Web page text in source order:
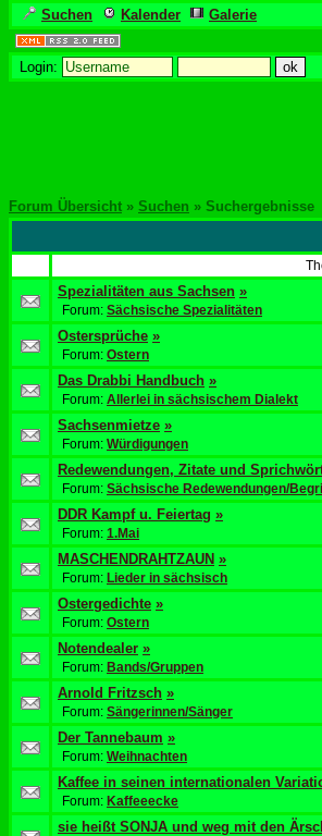
Suchen Kalender
Galerie
Login:
Forum Übersicht » Suchen » Suchergebnisse
Spezialitäten aus Sachsen »
Forum: Sächsische Spezialitäten
Ostersprüche »
Forum: Ostern
Das Drabbi Handbuch »
Forum: Allerlei in sächsischem Dialekt
Sachsenmietze »
Forum: Würdigungen
Redewendungen, Zitate und
Forum: Sächsische Redewendungen/
DDR Kampf u. Feiertag »
Forum: 1.Mai
MASCHENDRAHTZAUN »
Forum: Lieder in sächsisch
Ostergedichte »
Forum: Ostern
Notendealer »
Forum: Bands/Gruppen
Arnold Fritzsch »
Forum: Sängerinnen/Sänger
Der Tannebaum »
Forum: Weihnachten
Kaffee in seinen internationalen
Forum: Kaffeeecke
sie heißt SONJA und weg mit den